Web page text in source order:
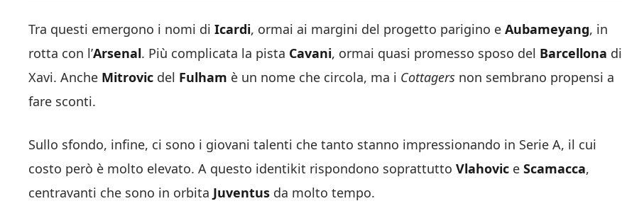
Tra questi emergono i nomi di Icardi, ormai ai margini del progetto parigino e Aubameyang, in
rotta con l’Arsenal. Più complicata la pista Cavani, ormai quasi promesso sposo del Barcellona di
Xavi. Anche Mitrovic del Fulham è un nome che circola, ma i Cottagers non sembrano propensi a
fare sconti.
Sullo sfondo, infine, ci sono i giovani talenti che tanto stanno impressionando in Serie A, il cui
costo però è molto elevato. A questo identikit rispondono soprattutto Vlahovic e Scamacca,
centravanti che sono in orbita Juventus da molto tempo.